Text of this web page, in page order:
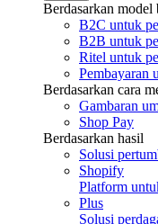
Berdasarkan model
B2C untuk
B2B untuk
Ritel untuk
Pembayaran
Berdasarkan cara
Gambaran
Shop Pay
Berdasarkan hasil
Solusi
Shopify
Platform
Plus
Solusi